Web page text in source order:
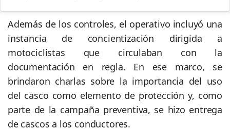
Además de los controles, el operativo incluyó una
instancia de concientización dirigida a
motociclistas que circulaban con la
documentación en regla. En ese marco, se
brindaron charlas sobre la importancia del uso
del casco como elemento de protección y, como
parte de la campaña preventiva, se hizo entrega
de cascos a los conductores.